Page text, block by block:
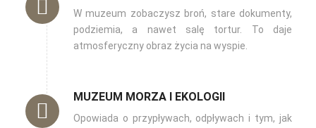
W muzeum zobaczysz broń, stare dokumenty,
podziemia, a nawet salę tortur. To daje
atmosferyczny obraz życia na wyspie.
MUZEUM MORZA I EKOLOGII
Opowiada o przypływach, odpływach i tym, jak